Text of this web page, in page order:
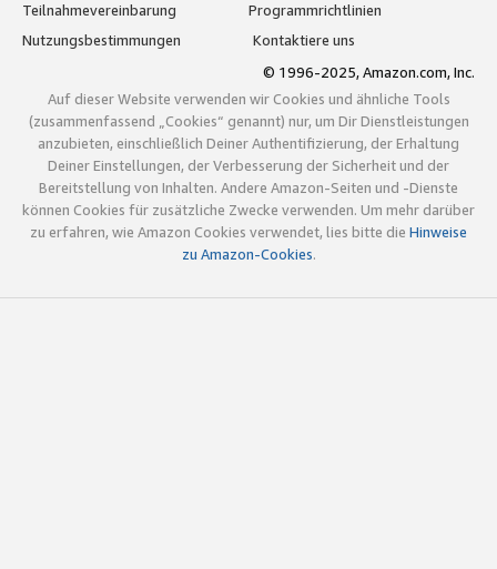
Teilnahmevereinbarung
Programmrichtlinien
Nutzungsbestimmungen
Kontaktiere uns
© 1996-2025, Amazon.com, Inc.
Auf dieser Website verwenden wir Cookies und ähnliche Tools
(zusammenfassend „Cookies“ genannt) nur, um Dir Dienstleistungen
anzubieten, einschließlich Deiner Authentifizierung, der Erhaltung
Deiner Einstellungen, der Verbesserung der Sicherheit und der
Bereitstellung von Inhalten. Andere Amazon-Seiten und -Dienste
können Cookies für zusätzliche Zwecke verwenden. Um mehr darüber
zu erfahren, wie Amazon Cookies verwendet, lies bitte die Hinweise
zu Amazon-Cookies.